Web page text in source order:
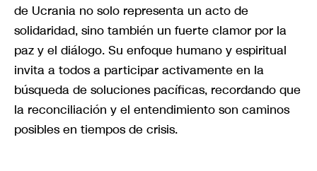
de Ucrania no solo representa un acto de
solidaridad, sino también un fuerte clamor por la
paz y el diálogo. Su enfoque humano y espiritual
invita a todos a participar activamente en la
búsqueda de soluciones pacíficas, recordando que
la reconciliación y el entendimiento son caminos
posibles en tiempos de crisis.